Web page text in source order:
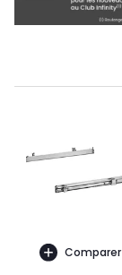
Comparer